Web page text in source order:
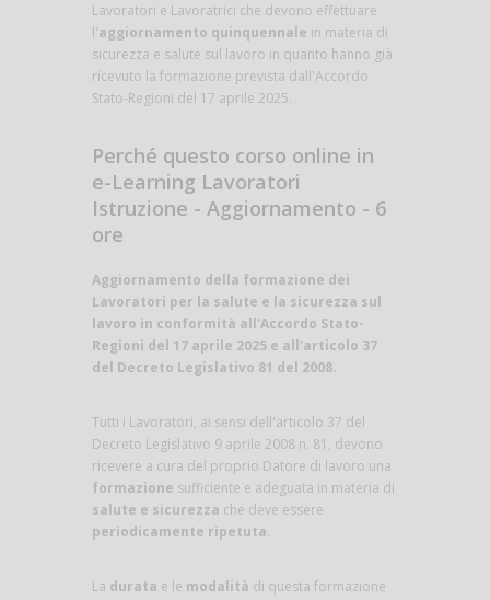
Lavoratori e Lavoratrici che devono effettuare
l'aggiornamento quinquennale in materia di
sicurezza e salute sul lavoro in quanto hanno già
ricevuto la formazione prevista dall'Accordo
Stato-Regioni del 17 aprile 2025.
Perché questo corso online in
e-Learning Lavoratori
Istruzione - Aggiornamento - 6
ore
Aggiornamento della formazione dei
Lavoratori per la salute e la sicurezza sul
lavoro in conformità all'Accordo Stato-
Regioni del 17 aprile 2025 e all'articolo 37
del Decreto Legislativo 81 del 2008.
Tutti i Lavoratori, ai sensi dell'articolo 37 del
Decreto Legislativo 9 aprile 2008 n. 81, devono
ricevere a cura del proprio Datore di lavoro una
formazione sufficiente e adeguata in materia di
salute e sicurezza che deve essere
periodicamente ripetuta.
La durata e le modalità di questa formazione